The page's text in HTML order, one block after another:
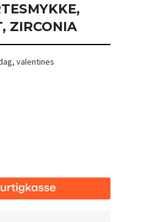
ZIRCONIA
valentines